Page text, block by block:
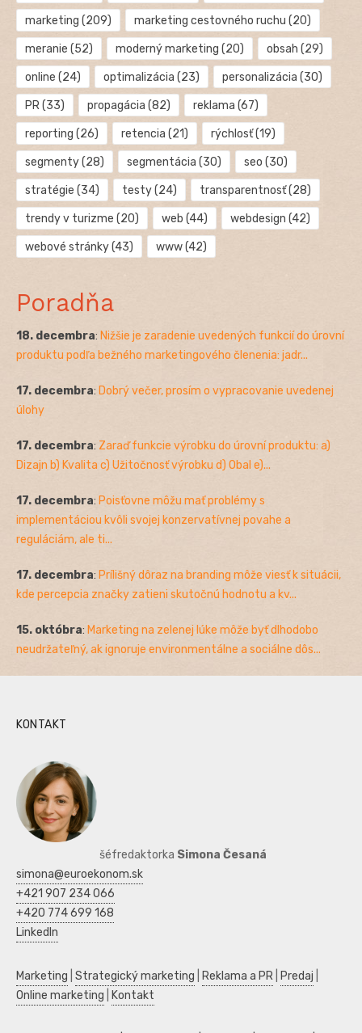
marketing (209) marketing cestovného ruchu (20)
meranie (52) moderný marketing (20) obsah (29)
online (24) optimalizácia (23) personalizácia (30)
PR(33) propagácia (82) reklama (67)
reporting (26) retencia (21) rýchlosť(19)
segmenty(28) segmentácia (30) seo (30)
stratégie (34) testy(24) transparentnosť(28)
trendy v turizme (20) web (44) webdesign (42)
webové stránky(43) www(42)
Poradňa
18. decembra: Nižšie je zaradenie uvedených funkcií do úrovní
produktu podľa bežného marketingového členenia: jadr...
17. decembra: Dobrý večer, prosím o vypracovanie uvedenej
úlohy
17. decembra: Zaraď funkcie výrobku do úrovní produktu: a)
Dizajn b) Kvalita c) Užitočnosť výrobku d) Obal e)...
17. decembra: Poisťovne môžu mať problémy s
implementáciou kvôli svojej konzervatívnej povahe a
reguláciám, ale ti...
17. decembra: Prílišný dôraz na branding môže viesť k situácii,
kde percepcia značky zatieni skutočnú hodnotu a kv...
15. októbra: Marketing na zelenej lúke môže byť dlhodobo
neudržateľný, ak ignoruje environmentálne a sociálne dôs...
KONTAKT
šéfredaktorka Simona Česaná
simona@euroekonom.sk
+421 907 234 066
+420 774 699 168
LinkedIn
Marketing Strategický marketing Reklama a PR Predaj
Online marketing
Kontakt